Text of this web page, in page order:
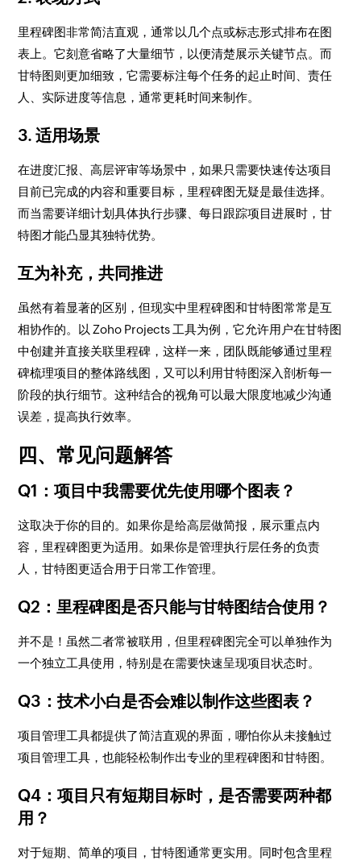
里程碑图非常简洁直观，通常以几个点或标志形式排布在图
表上。它刻意省略了大量细节，以便清楚展示关键节点。而
甘特图则更加细致，它需要标注每个任务的起止时间、责任
人、实际进度等信息，通常更耗时间来制作。
3. 适用场景
在进度汇报、高层评审等场景中，如果只需要快速传达项目
目前已完成的内容和重要目标，里程碑图无疑是最佳选择。
而当需要详细计划具体执行步骤、每日跟踪项目进展时，甘
特图才能凸显其独特优势。
互为补充，共同推进
虽然有着显著的区别，但现实中里程碑图和甘特图常常是互
相协作的。以 Zoho Projects 工具为例，它允许用户在甘特图
中创建并直接关联里程碑，这样一来，团队既能够通过里程
碑梳理项目的整体路线图，又可以利用甘特图深入剖析每一
阶段的执行细节。这种结合的视角可以最大限度地减少沟通
误差，提高执行效率。
四、常见问题解答
Q1：项目中我需要优先使用哪个图表？
这取决于你的目的。如果你是给高层做简报，展示重点内
容，里程碑图更为适用。如果你是管理执行层任务的负责
人，甘特图更适合用于日常工作管理。
Q2：里程碑图是否只能与甘特图结合使用？
并不是！虽然二者常被联用，但里程碑图完全可以单独作为
一个独立工具使用，特别是在需要快速呈现项目状态时。
Q3：技术小白是否会难以制作这些图表？
项目管理工具都提供了简洁直观的界面，哪怕你从未接触过
项目管理工具，也能轻松制作出专业的里程碑图和甘特图。
Q4：项目只有短期目标时，是否需要两种都
用？
对于短期、简单的项目，甘特图通常更实用。同时包含里程